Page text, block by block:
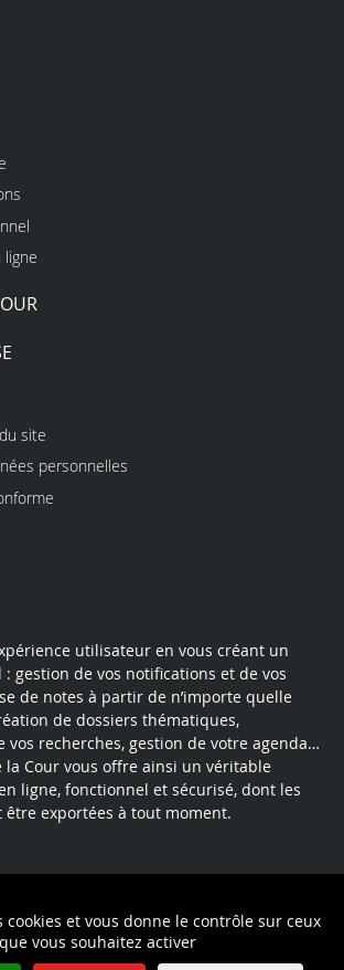
cookies et vous donne le contrôle sur ceux
que vous souhaitez activer
site
personnelles
utilisateur en vous créant un
gestion de vos notifications et de vos
de notes à partir de n’importe quelle
de dossiers thématiques,
vos recherches, gestion de votre agenda…
la Cour vous offre ainsi un véritable
ligne, fonctionnel et sécurisé, dont les
exportées à tout moment.
Politique de confidentialité